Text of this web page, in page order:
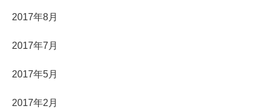
2017年8月
2017年7月
2017年5月
2017年2月